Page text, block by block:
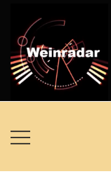
Inhalt
springen